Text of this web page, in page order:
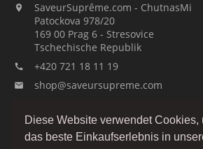
Diese Website verwendet Cookies,
das beste Einkaufserlebnis in

SaveurSuprême.com - ChutnasMi
Patockova 978/20
169 00 Prag 6 - Stresovice
Tschechische Republik
 +420 721 18 11 19
 shop@saveursupreme.com
Guck uns an: